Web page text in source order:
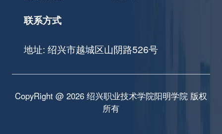
联系方式
地址: 绍兴市越城区山阴路526号
CopyRight @ 2026 绍兴职业技术学院阳明学院 版权
所有